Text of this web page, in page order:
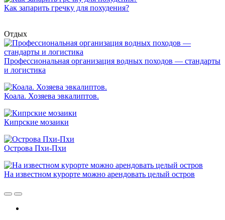
Как запарить гречку для похудения?
Отдых
Профессиональная организация водных походов — стандарты
и логистика
Коала. Хозяева эвкалиптов.
Кипрские мозаики
Острова Пхи-Пхи
На известном курорте можно арендовать целый остров